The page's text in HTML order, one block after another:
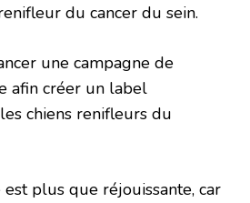
du cancer du sein.
une campagne de
afin créer un label
chiens renifleurs du
plus que réjouissante, car